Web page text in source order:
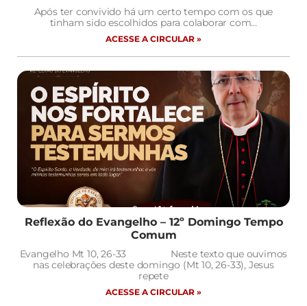
Após ter convivido há um certo tempo com os que
tinham sido escolhidos para colaborar com…
ACESSE A CIRCULAR »
Reflexão do Evangelho – 12º Domingo Tempo
Comum
Evangelho Mt 10, 26-33 Neste texto que ouvimos
nas celebrações deste domingo (Mt 10, 26-33), Jesus
repete
ACESSE A CIRCULAR »